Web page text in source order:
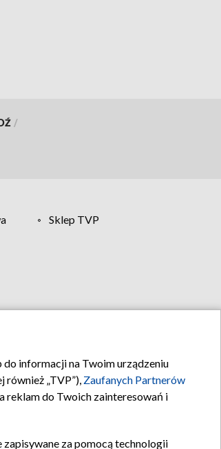
/
Sklep TVP
informacji na Twoim urządzeniu
„TVP”), Zaufanych Partnerów
reklam do Twoich zainteresowań i
zapisywane za pomocą technologii